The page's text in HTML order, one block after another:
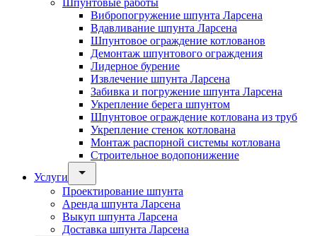
Шпунтовые работы
Вибропогружение шпунта Ларсена
Вдавливание шпунта Ларсена
Шпунтовое ограждение котлованов
Демонтаж шпунтового ограждения
Лидерное бурение
Извлечение шпунта Ларсена
Забивка и погружение шпунта Ларсена
Укрепление берега шпунтом
Шпунтовое ограждение котлована из труб
Укрепление стенок котлована
Монтаж распорной системы котлована
Строительное водопонижение
Услуги
Проектирование шпунта
Аренда шпунта Ларсена
Выкуп шпунта Ларсена
Доставка шпунта Ларсена